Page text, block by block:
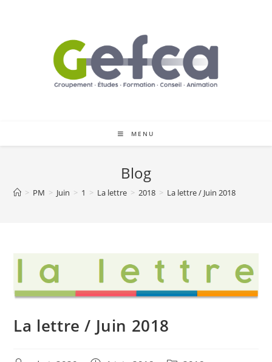
MENU
Blog
> PM > Juin > 1 > La lettre > 2018 > La lettre / Juin 2018
La lettre / Juin 2018